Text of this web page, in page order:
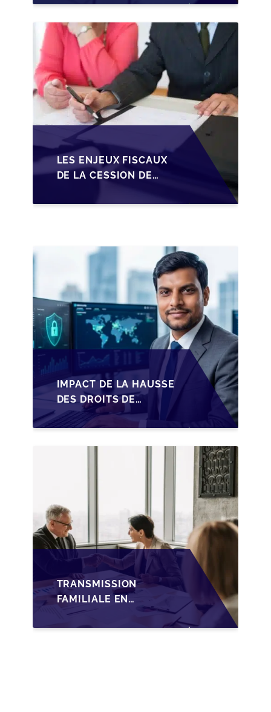
TRANSMISSION DES
PME BELGES
LES ENJEUX FISCAUX
DE LA CESSION DE
LES DIRIGEANTS DE
IMPACT DE LA HAUSSE
DES DROITS DE
SUCCESSION EN
WALLONIE SUR LA
TRANSMISSION
TRANSMISSION
FAMILIALE EN
WALLONIE :
NOUVELLES